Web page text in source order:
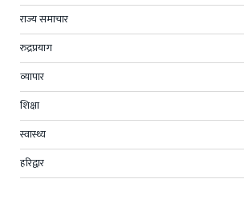
राज्य समाचार
रुद्रप्रयाग
व्यापार
शिक्षा
स्वास्थ्य
हरिद्वार